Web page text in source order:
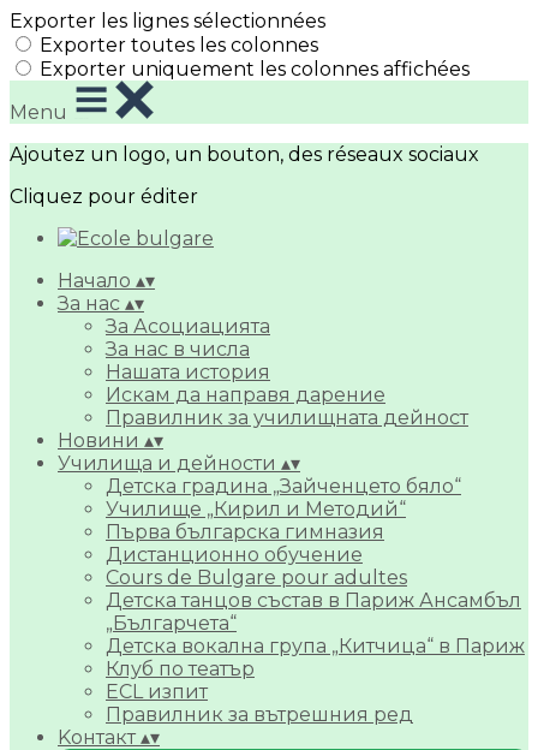
Exporter les lignes sélectionnées
Exporter toutes les colonnes
Exporter uniquement les colonnes affichées
Menu
Ajoutez un logo, un bouton, des réseaux sociaux
Cliquez pour éditer
Начало ▴▾
За нас ▴▾
За Асоциацията
За нас в числа
Нашата история
Искам да направя дарение
Правилник за училищната дейност
Новини ▴▾
Училища и дейности ▴▾
Детска градина „Зайченцето бяло“
Училище „Кирил и Методий“
Първа българска гимназия
Дистанционно обучение
Cours de Bulgare pour adultes
Детска танцов състав в Париж Ансамбъл
„Българчета“
Детска вокална група „Китчица“ в Париж
Клуб по театър
ECL изпит
Правилник за вътрешния ред
Kонтакт▴▾